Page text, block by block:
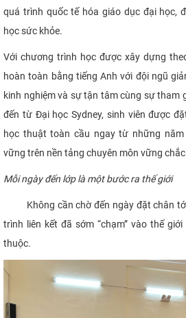
quá trình quốc tế hóa giáo dục đại học,
học sức khỏe.
Với chương trình học được xây dựng
hoàn toàn bằng tiếng Anh với đội ngũ
kinh nghiệm và sự tận tâm cùng sự tham
đến từ Đại học Sydney, sinh viên được
học thuật toàn cầu ngay từ những
vững trên nền tảng chuyên môn vững chắc
Mỗi ngày đến lớp là một bước ra thế giới
Không cần chờ đến ngày đặt chân tới
trình liên kết đã sớm “chạm” vào thế
thuộc.